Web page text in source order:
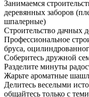
Занимаемся
деревянных заборов
шпалерные)
Строительство дачных
Профессиональное
бруса,
Соберитесь дружной
Разделите минуты
Жарьте ароматные
Делитесь веселыми
общайтесь только с